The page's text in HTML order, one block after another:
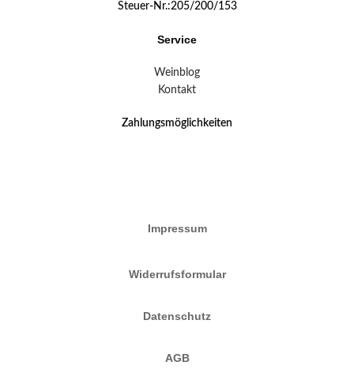
Steuer-Nr.:205/200/153
Service
Weinblog
Kontakt
Zahlungsmöglichkeiten
Impressum
Widerrufsformular
Datenschutz
AGB